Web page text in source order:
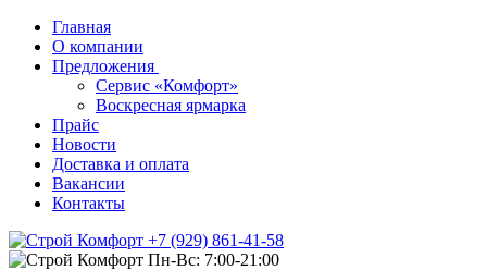
Главная
О компании
Предложения
Сервис «Комфорт»
Воскресная ярмарка
Прайс
Новости
Доставка и оплата
Вакансии
Контакты
+7 (929) 861-41-58
Пн-Вс: 7:00-21:00